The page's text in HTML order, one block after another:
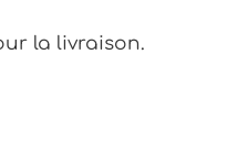
la livraison.